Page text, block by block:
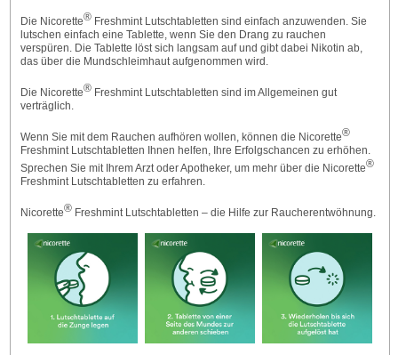
Die Nicorette®Freshmint Lutschtabletten sind einfach anzuwenden. Sie
lutschen einfach eine Tablette, wenn Sie den Drang zu rauchen
verspüren. Die Tablette löst sich langsam auf und gibt dabei Nikotin ab,
das über die Mundschleimhaut aufgenommen wird.
Die Nicorette®Freshmint Lutschtabletten sind im Allgemeinen gut
verträglich.
Wenn Sie mit dem Rauchen aufhören wollen, können die Nicorette®
Freshmint Lutschtabletten Ihnen helfen, Ihre Erfolgschancen zu erhöhen.
Sprechen Sie mit Ihrem Arzt oder Apotheker, um mehr über die Nicorette®
Freshmint Lutschtabletten zu erfahren.
Nicorette®Freshmint Lutschtabletten – die Hilfe zur Raucherentwöhnung.